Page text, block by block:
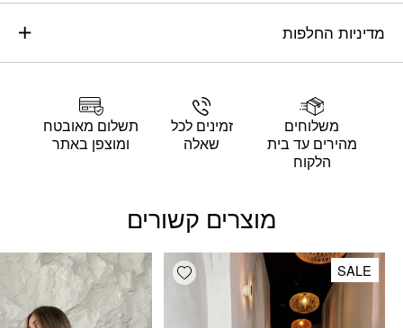
מדיניות החלפות
משלוחים
מהירים עד בית
הלקוח
זמינים לכל
שאלה
תשלום מאובטח
ומוצפן באתר
מוצרים קשורים
Add wishlist SALE